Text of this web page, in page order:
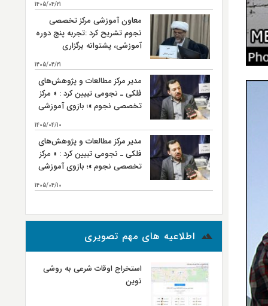
است
1405/04/21
معاون آموزشی مرکز تخصصی
نجوم تشریح کرد :تجربه پنج دوره
آموزشی، پشتوانه برگزاری
است
1405/04/21
مدیر مرکز مطالعات و پژوهش‌های
فلکی ـ نجومی تبیین کرد : « مرکز
تخصصی نجوم »؛ بازوی آموزشی
مطالعات و پژوهش‌های فلکی ـ
نجومی
1405/04/10
مدیر مرکز مطالعات و پژوهش‌های
فلکی ـ نجومی تبیین کرد : « مرکز
تخصصی نجوم »؛ بازوی آموزشی
مطالعات و پژوهش‌های فلکی ـ
1405/04/10
اطلاعیه های مهم تصویری
استخراج اوقات شرعی به روشی
نوین